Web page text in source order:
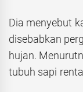
Dia menyebut
disebabkan
hujan.
tubuh sapi